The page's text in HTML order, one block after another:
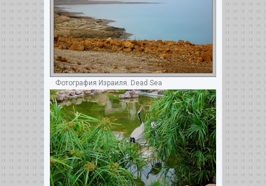
Фотография Израиля. Dead Sea